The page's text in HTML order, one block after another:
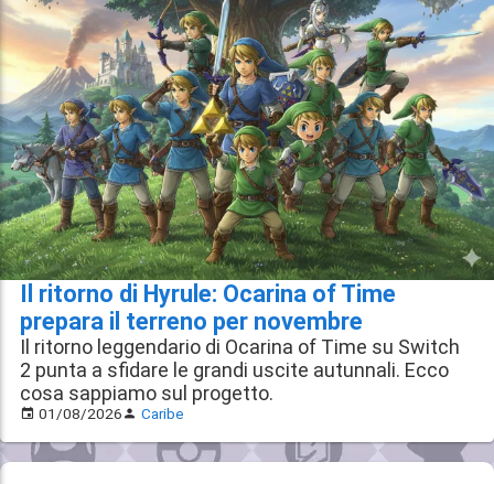
Il ritorno di Hyrule: Ocarina of Time
prepara il terreno per novembre
Il ritorno leggendario di Ocarina of Time su Switch
2 punta a sfidare le grandi uscite autunnali. Ecco
cosa sappiamo sul progetto.
01/08/2026 Caribe